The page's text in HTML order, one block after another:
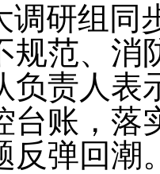
调研组同
规范、消
负责人表
台账，落
反弹回潮